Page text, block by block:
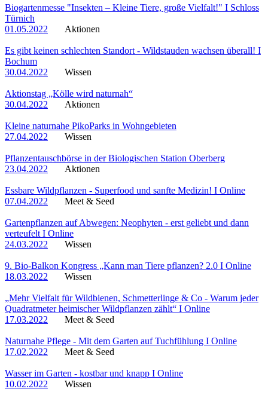
Biogartenmesse "Insekten – Kleine Tiere, große Vielfalt!" I Schloss
Türnich
01.05.2022
Aktionen
Es gibt keinen schlechten Standort - Wildstauden wachsen überall! I
Bochum
30.04.2022
Wissen
Aktionstag „Kölle wird naturnah“
30.04.2022
Aktionen
Kleine naturnahe PikoParks in Wohngebieten
27.04.2022
Wissen
Pflanzentauschbörse in der Biologischen Station Oberberg
23.04.2022
Aktionen
Essbare Wildpflanzen - Superfood und sanfte Medizin! I Online
07.04.2022
Meet & Seed
Gartenpflanzen auf Abwegen: Neophyten - erst geliebt und dann
verteufelt I Online
24.03.2022
Wissen
9. Bio-Balkon Kongress „Kann man Tiere pflanzen? 2.0 I Online
18.03.2022
Wissen
„Mehr Vielfalt für Wildbienen, Schmetterlinge & Co - Warum jeder
Quadratmeter heimischer Wildpflanzen zählt“ I Online
17.03.2022
Meet & Seed
Naturnahe Pflege - Mit dem Garten auf Tuchfühlung I Online
17.02.2022
Meet & Seed
Wasser im Garten - kostbar und knapp I Online
10.02.2022
Wissen